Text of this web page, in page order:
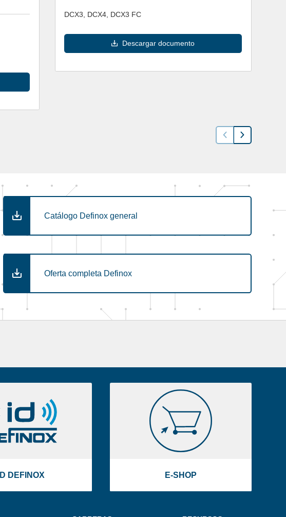
DCX3, DCX4, DCX3 FC
Descargar documento
Catálogo Definox general
Oferta completa Definox
ID DEFINOX E-SHOP
SHOP